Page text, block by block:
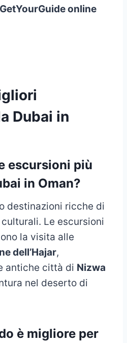
online
Dubai in
escursioni più
in Oman?
destinazioni ricche di
Le escursioni
la visita alle
dell’Hajar,
antiche città di Nizwa
nel deserto di
è migliore per